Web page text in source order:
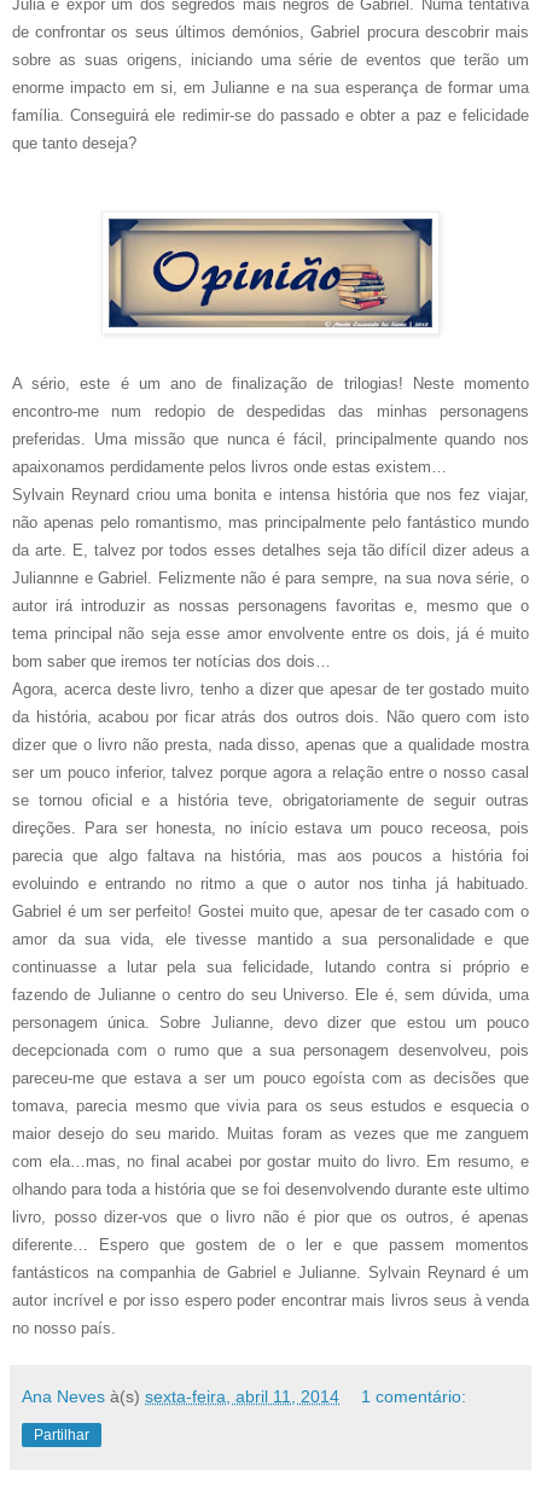
Julia e expor um dos segredos mais negros de Gabriel. Numa tentativa
de confrontar os seus últimos demónios, Gabriel procura descobrir mais
sobre as suas origens, iniciando uma série de eventos que terão um
enorme impacto em si, em Julianne e na sua esperança de formar uma
família. Conseguirá ele redimir-se do passado e obter a paz e felicidade
que tanto deseja?
A sério, este é um ano de finalização de trilogias! Neste momento
encontro-me num redopio de despedidas das minhas personagens
preferidas. Uma missão que nunca é fácil, principalmente quando nos
apaixonamos perdidamente pelos livros onde estas existem…
Sylvain Reynard criou uma bonita e intensa história que nos fez viajar,
não apenas pelo romantismo, mas principalmente pelo fantástico mundo
da arte. E, talvez por todos esses detalhes seja tão difícil dizer adeus a
Juliannne e Gabriel. Felizmente não é para sempre, na sua nova série, o
autor irá introduzir as nossas personagens favoritas e, mesmo que o
tema principal não seja esse amor envolvente entre os dois, já é muito
bom saber que iremos ter notícias dos dois…
Agora, acerca deste livro, tenho a dizer que apesar de ter gostado muito
da história, acabou por ficar atrás dos outros dois. Não quero com isto
dizer que o livro não presta, nada disso, apenas que a qualidade mostra
ser um pouco inferior, talvez porque agora a relação entre o nosso casal
se tornou oficial e a história teve, obrigatoriamente de seguir outras
direções. Para ser honesta, no início estava um pouco receosa, pois
parecia que algo faltava na história, mas aos poucos a história foi
evoluindo e entrando no ritmo a que o autor nos tinha já habituado.
Gabriel é um ser perfeito! Gostei muito que, apesar de ter casado com o
amor da sua vida, ele tivesse mantido a sua personalidade e que
continuasse a lutar pela sua felicidade, lutando contra si próprio e
fazendo de Julianne o centro do seu Universo. Ele é, sem dúvida, uma
personagem única. Sobre Julianne, devo dizer que estou um pouco
decepcionada com o rumo que a sua personagem desenvolveu, pois
pareceu-me que estava a ser um pouco egoísta com as decisões que
tomava, parecia mesmo que vivia para os seus estudos e esquecia o
maior desejo do seu marido. Muitas foram as vezes que me zanguem
com ela…mas, no final acabei por gostar muito do livro. Em resumo, e
olhando para toda a história que se foi desenvolvendo durante este ultimo
livro, posso dizer-vos que o livro não é pior que os outros, é apenas
diferente… Espero que gostem de o ler e que passem momentos
fantásticos na companhia de Gabriel e Julianne. Sylvain Reynard é um
autor incrível e por isso espero poder encontrar mais livros seus à venda
no nosso país.
Ana Neves à(s) sexta-feira, abril 11, 2014 1 comentário:
Partilhar